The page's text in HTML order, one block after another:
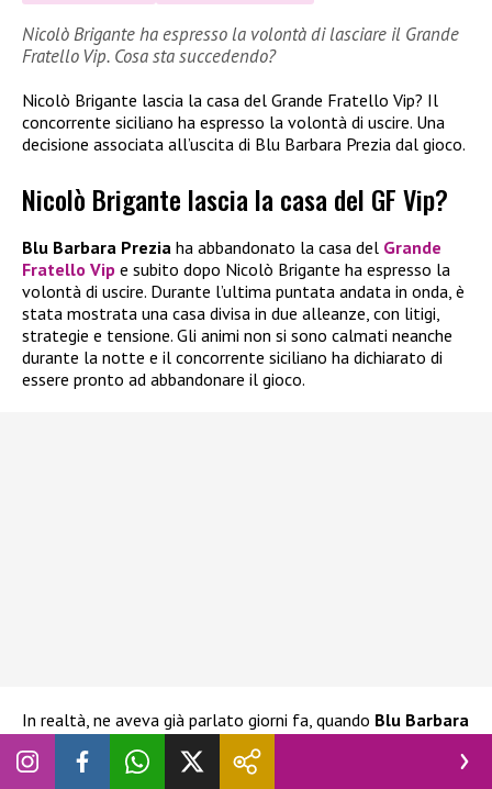
Nicolò Brigante ha espresso la volontà di lasciare il Grande
Fratello Vip. Cosa sta succedendo?
Nicolò Brigante lascia la casa del Grande Fratello Vip? Il
concorrente siciliano ha espresso la volontà di uscire. Una
decisione associata all’uscita di Blu Barbara Prezia dal gioco.
Nicolò Brigante lascia la casa del GF Vip?
Blu Barbara Prezia ha abbandonato la casa del Grande
Fratello Vip e subito dopo Nicolò Brigante ha espresso la
volontà di uscire. Durante l’ultima puntata andata in onda, è
stata mostrata una casa divisa in due alleanze, con litigi,
strategie e tensione. Gli animi non si sono calmati neanche
durante la notte e il concorrente siciliano ha dichiarato di
essere pronto ad abbandonare il gioco.
In realtà, ne aveva già parlato giorni fa, quando Blu Barbara
Mussolini e Lucia Ilarido. L’ex tronista aveva già espresso